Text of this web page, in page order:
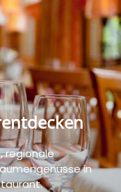
regionale
in